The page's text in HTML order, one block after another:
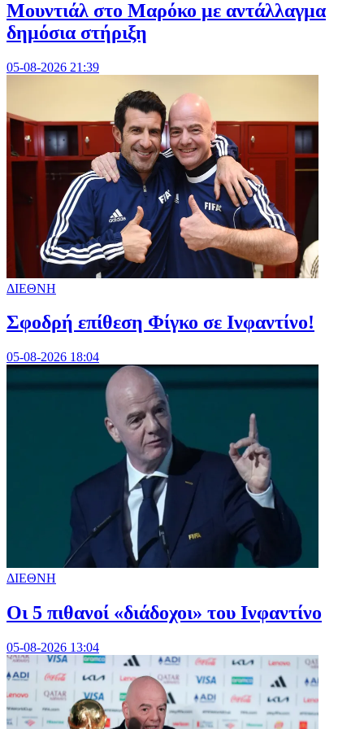
Μουντιάλ στο Μαρόκο με αντάλλαγμα
δημόσια στήριξη
05-08-2026 21:39
ΔΙΕΘΝΗ
Σφοδρή επίθεση Φίγκο σε Ινφαντίνο!
05-08-2026 18:04
ΔΙΕΘΝΗ
Οι 5 πιθανοί «διάδοχοι» του Ινφαντίνο
05-08-2026 13:04